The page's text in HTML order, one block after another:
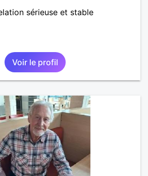
sérieuse et stable
Voir le profil